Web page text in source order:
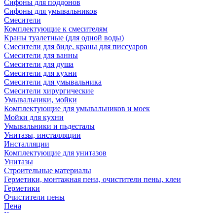
Сифоны для поддонов
Сифоны для умывальников
Смесители
Комплектующие к смесителям
Краны туалетные (для одной воды)
Смесители для биде, краны для писсуаров
Смесители для ванны
Смесители для душа
Смесители для кухни
Смесители для умывальника
Смесители хирургические
Умывальники, мойки
Комплектующие для умывальников и моек
Мойки для кухни
Умывальники и пьдесталы
Унитазы, инсталляции
Инсталляции
Комплектующие для унитазов
Унитазы
Строительные материалы
Герметики, монтажная пена, очистители пены, клеи
Герметики
Очистители пены
Пена